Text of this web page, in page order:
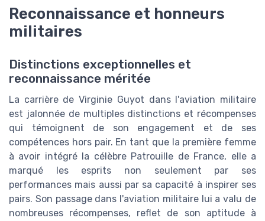
Reconnaissance et honneurs
militaires
Distinctions exceptionnelles et
reconnaissance méritée
La carrière de Virginie Guyot dans l'aviation militaire
est jalonnée de multiples distinctions et récompenses
qui témoignent de son engagement et de ses
compétences hors pair. En tant que la première femme
à avoir intégré la célèbre Patrouille de France, elle a
marqué les esprits non seulement par ses
performances mais aussi par sa capacité à inspirer ses
pairs. Son passage dans l'aviation militaire lui a valu de
nombreuses récompenses, reflet de son aptitude à